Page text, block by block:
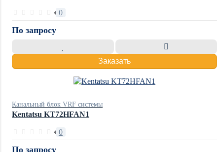
0
По запросу
Заказать
Канальный блок VRF системы
Kentatsu KT72HFAN1
0
По запросу